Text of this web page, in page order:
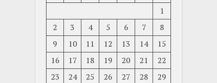
1
2
3 4 5 6 7
8
9
10 11 12 13 14
15
16
17 18 19 20 21
22
23
24 25 26 27 28 29